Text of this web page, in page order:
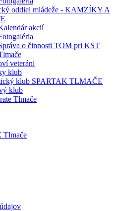
oddiel mládeže - KAMZÍKY A
akcií
o činnosti TOM pri KST
veteráni
klub
klub SPARTAK TLMAČE
klub
Tlmače
Tlmače